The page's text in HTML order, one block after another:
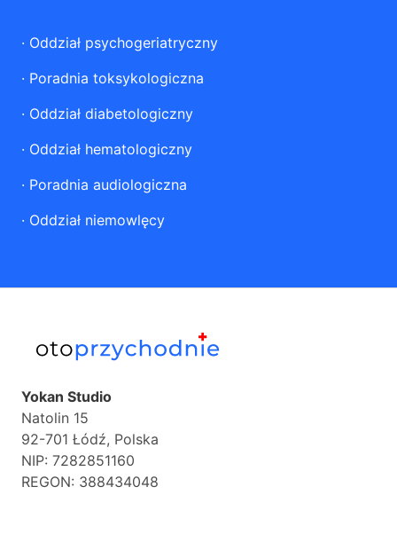
· Oddział psychogeriatryczny
· Poradnia toksykologiczna
· Oddział diabetologiczny
· Oddział hematologiczny
· Poradnia audiologiczna
· Oddział niemowlęcy
Yokan Studio
Natolin 15
92-701 Łódź, Polska
NIP: 7282851160
REGON: 388434048